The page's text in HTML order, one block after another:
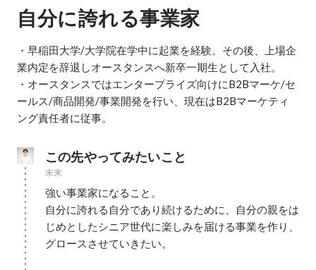
自分に誇れる事業家
・早稲田大学/大学院在学中に起業を経験。その後、上場企
業内定を辞退しオースタンスへ新卒一期生として入社。
・オースタンスではエンタープライズ向けにB2Bマーケ/セ
ールス/商品開発/事業開発を行い、現在はB2Bマーケティ
ング責任者に従事。
この先やってみたいこと
未来
強い事業家になること。
自分に誇れる自分であり続けるために、自分の親をは
じめとしたシニア世代に楽しみを届ける事業を作り、
グロースさせていきたい。